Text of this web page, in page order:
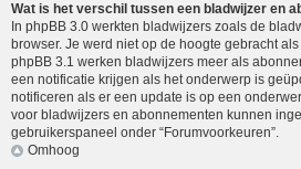
Wat is het verschil tussen een bladwijzer en
In phpBB 3.0 werkten bladwijzers zoals de
browser. Je werd niet op de hoogte gebracht
phpBB 3.1 werken bladwijzers meer als
een notificatie krijgen als het onderwerp is
notificeren als er een update is op een
voor bladwijzers en abonnementen kunnen
gebruikerspaneel onder “Forumvoorkeuren”.
Omhoog